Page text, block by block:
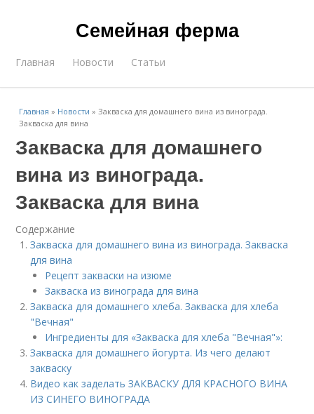
Семейная ферма
Главная Новости Статьи
Главная » Новости »Закваска для домашнего вина из винограда.
Закваска для вина
Закваска для домашнего
вина из винограда.
Закваска для вина
Содержание
Закваска для домашнего вина из винограда. Закваска
для вина
Рецепт закваски на изюме
Закваска из винограда для вина
Закваска для домашнего хлеба. Закваска для хлеба
"Вечная"
Ингредиенты для «Закваска для хлеба "Вечная"»:
Закваска для домашнего йогурта. Из чего делают
закваску
Видео как заделать ЗАКВАСКУ ДЛЯ КРАСНОГО ВИНА
ИЗ СИНЕГО ВИНОГРАДА